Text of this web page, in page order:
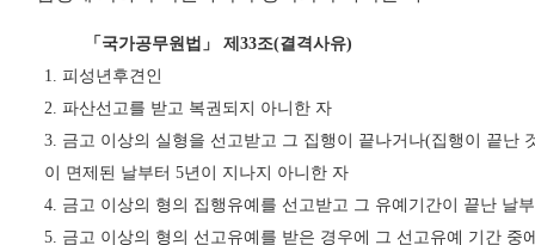
「 국가공무원법 」제33조(결격사유)
1. 피성년후견인
2. 파산선고를 받고 복권되지 아니한 자
3. 금고 이상의 실형을 선고받고 그 집행이 끝나거나(집행이 끝난
이 면제된 날부터 5년이 지나지 아니한 자
4. 금고 이상의 형의 집행유예를 선고받고 그 유예기간이 끝난 날
5. 금고 이상의 형의 선고유예를 받은 경우에 그 선고유예 기간 중